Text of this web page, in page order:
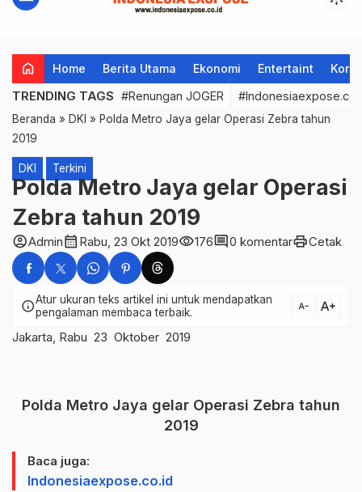
home Home Berita Utama Ekonomi Entertaint
TRENDING TAGS #Renungan JOGER
Beranda » DKI » Polda Metro Jaya gelar Operasi Zebra tahun
2019
DKI Terkini
Polda Metro Jaya gelar Operasi
Zebra tahun 2019
account_circleAdmincalendar_month Rabu, 23 Okt 2019visibility176comment0 komentarprintCetak
infoAtur ukuran teks artikel ini untuk mendapatkan
pengalaman membaca terbaik.
text_decrease text_increase
Jakarta, Rabu 23 Oktober 2019
Polda Metro Jaya gelar Operasi Zebra tahun
2019
Baca juga:
Indonesiaexpose.co.id